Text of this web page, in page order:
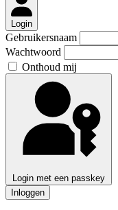
Login
Gebruikersnaam
Wachtwoord
Onthoud mij
Login met een passkey
Inloggen